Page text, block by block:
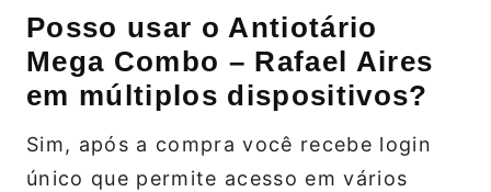
Posso usar o Antiotário
Mega Combo – Rafael Aires
em múltiplos dispositivos?
Sim, após a compra você recebe login
único que permite acesso em vários